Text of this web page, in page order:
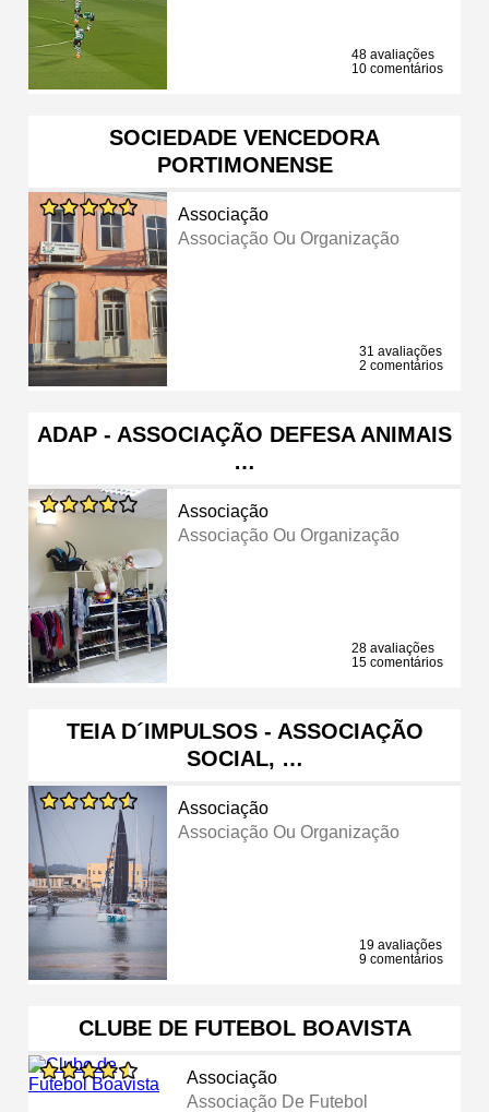
48 avaliações
10 comentários
SOCIEDADE VENCEDORA
PORTIMONENSE
Associação
Associação Ou Organização
31 avaliações
2 comentários
ADAP - ASSOCIAÇÃO DEFESA ANIMAIS
…
Associação
Associação Ou Organização
28 avaliações
15 comentários
TEIA D´IMPULSOS - ASSOCIAÇÃO
SOCIAL, …
Associação
Associação Ou Organização
19 avaliações
9 comentários
CLUBE DE FUTEBOL BOAVISTA
Associação
Associação De Futebol